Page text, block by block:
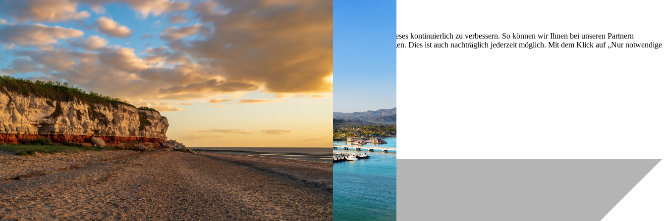
Nur notwendige Cookies
Unvergleichlich lecker
Mit dem Klick auf „geht klar” ermöglichen Sie uns Ihnen über Cookies ein verbessertes Nutzungserlebnis zu servieren und dieses kontinuierlich zu verbessern. So können wir Ihnen bei unseren Partnern
personalisierte Werbung und passende Angebote anzeigen. Über „anpassen” können Sie Ihre persönlichen Präferenzen festlegen. Dies ist auch nachträglich jederzeit möglich. Mit dem Klick auf „Nur notwendige
Cookies” werden lediglich technisch notwendige Cookies gespeichert.
Anpassen
Geht klar
Datenschutzerklärung
Cookierichtlinie Impressum
« zurück
Ihre Cookie-Präferenzen verwalten
Wählen Sie, welche Cookies Sie auf check24.de akzeptieren.
Die Cookierichtlinie finden Siehier.
Notwendig